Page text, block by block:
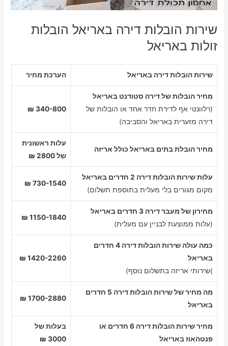
שירות הובלות דירה באריאל הובלות
זולות באריאל
שירות הובלות דירה באריאל הערכת מחיר
מחיר הובלות של דירה סטודנט באריאל
(רלוונטי אף לדירת חדר אחד או הובלות של
דירה מזערית באריאל והסביבה)
340-800 ₪
מחיר הובלת בתים באריאל כולל אריזה
עלות ראשונית
של 2800 ₪
עלות שירות הובלות דירה 2 חדרים באריאל
מקום מגורים בלי מעלית בתוספת תשלום)
730-1540 ₪
מחירון של מעבר דירה 3 חדרים באריאל
(עלות ממוצעת לבניין עם מעלית)
1150-1840 ₪
כמה עולה שירות הובלות דירה 4 חדרים
באריאל
)שירותי אריזה בתשלום נוסף)
1420-2260 ₪
מה מחיר של שירות הובלות דירה 5 חדרים
באריאל
1700-2880 ₪
מחיר שירות הובלות דירה 6 חדרים או
פנטהאוז באריאל
בעלות של
3000 ₪